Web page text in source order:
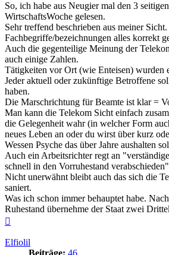
So, ich habe aus Neugier mal den 3
WirtschaftsWoche gelesen.
Sehr treffend beschrieben aus meiner
Fachbegriffe/bezeichnungen alles korrekt
Auch die gegenteilige Meinung der
auch einige Zahlen.
Tätigkeiten vor Ort (wie Enteisen) wurden
Jeder aktuell oder zukünftige Betroffene
haben.
Die Marschrichtung für Beamte ist klar =
Man kann die Telekom Sicht einfach
die Gelegenheit wahr (in welcher Form
neues Leben an oder du wirst über kurz
Wessen Psyche das über Jahre aushalten
Auch ein Arbeitsrichter regt an
schnell in den Vorruhestand verabschieden"
Nicht unerwähnt bleibt auch das sich die
saniert.
Was ich schon immer behauptet habe.
Ruhestand übernehme der Staat zwei
Elfiolil